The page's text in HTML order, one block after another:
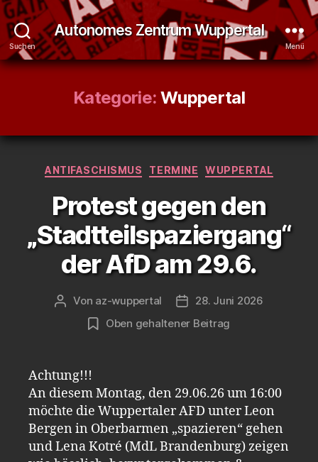
Suchen
Autonomes Zentrum Wuppertal
Menü
Kategorie: Wuppertal
Kategorien
ANTIFASCHISMUS TERMINE WUPPERTAL
Protest gegen den
„Stadtteilspaziergang“
der AfD am 29.6.
Beitragsautor
Von az-wuppertal Veröffentlichungsdatum
28. Juni 2026
Oben gehaltener Beitrag
Achtung!!!
An diesem Montag, den 29.06.26 um 16:00
möchte die Wuppertaler AFD unter Leon
Bergen in Oberbarmen „spazieren“ gehen
und Lena Kotré (MdL Brandenburg) zeigen